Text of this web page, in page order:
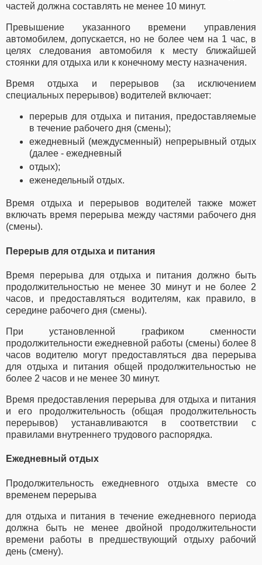
частей должна составлять не менее 10 минут.
Превышение указанного времени управления
автомобилем, допускается, но не более чем на 1 час, в
целях следования автомобиля к месту ближайшей
стоянки для отдыха или к конечному месту назначения.
Время отдыха и перерывов (за исключением
специальных перерывов) водителей включает:
перерыв для отдыха и питания, предоставляемые
в течение рабочего дня (смены);
ежедневный (междусменный) непрерывный отдых
(далее - ежедневный
отдых);
еженедельный отдых.
Время отдыха и перерывов водителей также может
включать время перерыва между частями рабочего дня
(смены).
Перерыв для отдыха и питания
Время перерыва для отдыха и питания должно быть
продолжительностью не менее 30 минут и не более 2
часов, и предоставляться водителям, как правило, в
середине рабочего дня (смены).
При установленной графиком сменности
продолжительности ежедневной работы (смены) более 8
часов водителю могут предоставляться два перерыва
для отдыха и питания общей продолжительностью не
более 2 часов и не менее 30 минут.
Время предоставления перерыва для отдыха и питания
и его продолжительность (общая продолжительность
перерывов) устанавливаются в соответствии с
правилами внутреннего трудового распорядка.
Ежедневный отдых
Продолжительность ежедневного отдыха вместе со
временем перерыва
для отдыха и питания в течение ежедневного периода
должна быть не менее двойной продолжительности
времени работы в предшествующий отдыху рабочий
день (смену).